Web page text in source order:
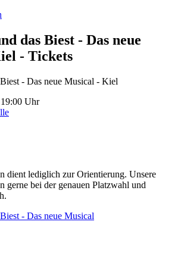
das Biest - Das neue
- Tickets
- Das neue Musical - Kiel
19:00 Uhr
dient lediglich zur Orientierung. Unsere
gerne bei der genauen Platzwahl und
- Das neue Musical